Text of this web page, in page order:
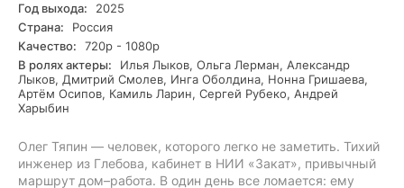
Год выхода:
2025
Страна:
Россия
Качество:
720р - 1080р
В ролях актеры:
Илья Лыков, Ольга Лерман, Александр
Лыков, Дмитрий Смолев, Инга Оболдина, Нонна Гришаева,
Артём Осипов, Камиль Ларин, Сергей Рубеко, Андрей
Харыбин
Олег Тяпин — человек, которого легко не заметить. Тихий
инженер из Глебова, кабинет в НИИ «Закат», привычный
маршрут дом–работа. В один день все ломается: ему